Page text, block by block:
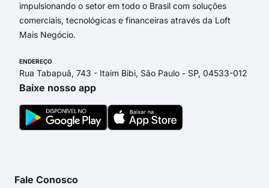
impulsionando o setor em todo o Brasil com soluções
comerciais, tecnológicas e financeiras através da Loft
Mais Negócio.
ENDEREÇO
Rua Tabapuã, 743 - Itaim Bibi, São Paulo - SP, 04533-012
Baixe nosso app
Fale Conosco